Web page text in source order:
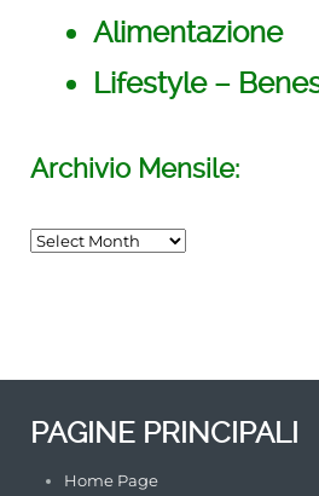
INCONTRO di
Alimentazione
Lifestyle –
Archivio Mensile:
PAGINE PRINCIPALI
Home Page